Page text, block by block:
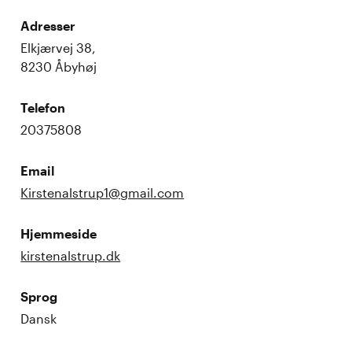
Adresser
Elkjærvej 38,
8230 Åbyhøj
Telefon
20375808
Email
Kirstenalstrup1@gmail.com
Hjemmeside
kirstenalstrup.dk
Sprog
Dansk